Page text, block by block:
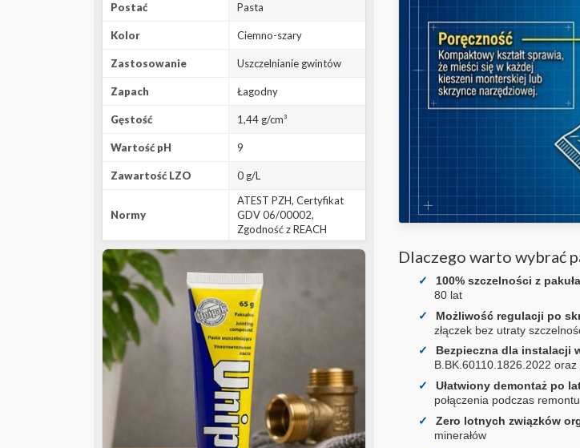
Postać Pasta
Kolor Ciemno-szary
Zastosowanie Uszczelnianie gwintów
Zapach Łagodny
Gęstość 1,44 g/cm³
Wartość pH 9
Zawartość LZO 0 g/L
Normy
ATEST PZH, Certyfikat
GDV 06/00002,
Zgodność z REACH
Dlaczego warto wybrać
100% szczelności z
80 lat
Możliwość regulacji po
złączek bez utraty
Bezpieczna dla instalacji
B.BK.60110.1826.2022
Ułatwiony demontaż po
połączenia podczas remontu
Zero lotnych związków
minerałów